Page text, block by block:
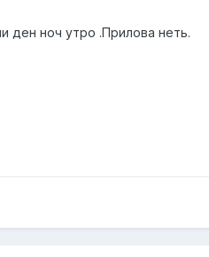
ден ноч утро .Прилова неть.